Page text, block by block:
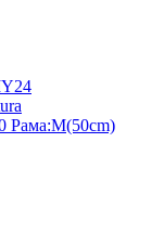
Рама:M(50cm)